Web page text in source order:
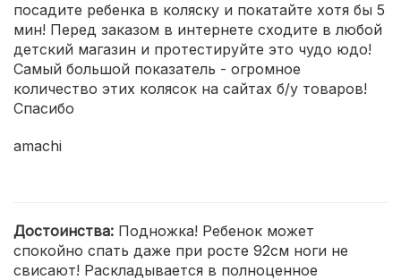
посадите ребенка в коляску и покатайте хотя бы 5
мин! Перед заказом в интернете сходите в любой
детский магазин и протестируйте это чудо юдо!
Самый большой показатель - огромное
количество этих колясок на сайтах б/у товаров!
Спасибо
amachi
Достоинства: Подножка! Ребенок может
спокойно спать даже при росте 92см ноги не
свисают! Раскладывается в полноценное